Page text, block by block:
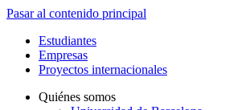
Pasar al contenido principal
Estudiantes
Empresas
Proyectos internacionales
Quiénes somos